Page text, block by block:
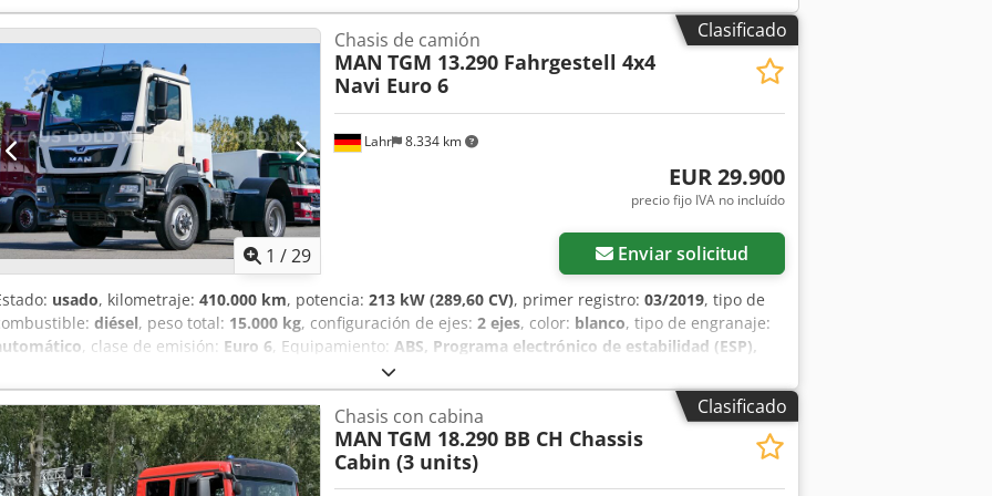
Clasificado
1 /29
Lahr 8.334 km
Chasis de camión
MAN TGM 13.290 Fahrgestell 4x4
Navi Euro 6
EUR 29.900
precio fijo IVA no incluído
Enviar solicitud
usado, kilometraje: 410.000 km, potencia: 213 kW (289,60 CV), primer registro: 03/2019, tipo de
diésel, peso total: 15.000 kg, configuración de ejes: 2 ejes, color: blanco, tipo de engranaje:
, clase de emisión: Euro 6, Equipamiento: ABS, Programa electrónico de estabilidad (ESP),
, MAN TGM 13.290, chasis 4x4, navegador, Euro 6. Para
0826715 * Estado: muy bueno * Potencia: 213 kW / 290 CV * Cilindrada: 6.871 cm³ * ABS * ASR *
* Bloqueo del diferencial trasero * Bocina de aire en la cabina * Asiento de confort con suspensión
para el conductor * Calefacción del asiento para el conductor * Elevalunas eléctricos para el
pasajero * Espejos ajustables y calefactables eléctricamente * Ordenador de a bordo * Volante
* Climatizador automático * Radio CD / AUX / USB Dcedpfx Aljzthgijgek * Sistema de
Clasificado
Chasis con cabina
MAN TGM 18.290 BB CH Chassis
Cabin (3 units)